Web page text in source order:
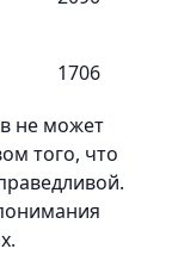
1706
не может
того, что